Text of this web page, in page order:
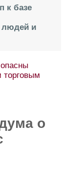
к базе
людей и
торговым
о